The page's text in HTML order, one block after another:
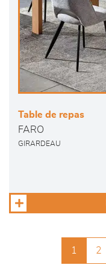
Table de repas
FARO
GIRARDEAU
1 2